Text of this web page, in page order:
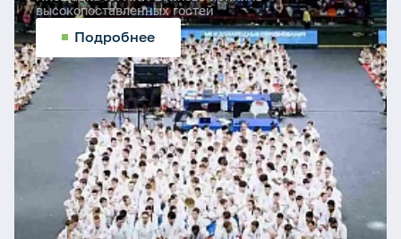
высокопоставленных гостей
Подробнее